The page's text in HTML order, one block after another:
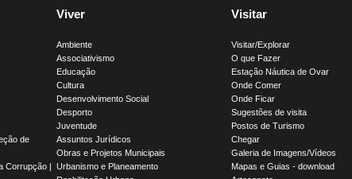
de
Corrupção |
Viver
Ambiente
Associativismo
Educação
Cultura
Desenvolvimento Social
Desporto
Juventude
Assuntos Jurídicos
Obras e Projetos Municipais
Urbanismo e Planeamento
Visitar
Visitar/Explorar
O que Fazer
Estação Náutica de Ovar
Onde Comer
Onde Ficar
Sugestões de visita
Postos de Turismo
Chegar
Galeria de Imagens/Vídeos
Mapas e Guias - download